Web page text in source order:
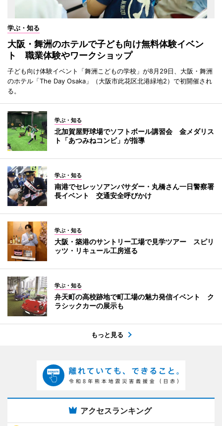
学ぶ・知る
大阪・舞洲のホテルで子ども向け無料体験イベン
ト 職業体験やワークショップ
子ども向け体験イベント「舞洲こどもの学校」が8月29日、大阪・舞洲
のホテル「The Day Osaka」（大阪市此花区北港緑地2）で初開催され
る。
学ぶ・知る
北加賀屋野球場でソフトボール講習会 金メダリス
ト「あつみねコンビ」が指導
学ぶ・知る
南港でセレッソアンバサダー・丸橋さん一日警察署
長イベント 交通安全呼びかけ
学ぶ・知る
大阪・築港のサントリー工場で見学ツアー スピリ
ッツ・リキュール工房巡る
学ぶ・知る
弁天町の高校跡地で町工場の魅力発信イベント ク
ラシックカーの展示も
もっと見る
アクセスランキング